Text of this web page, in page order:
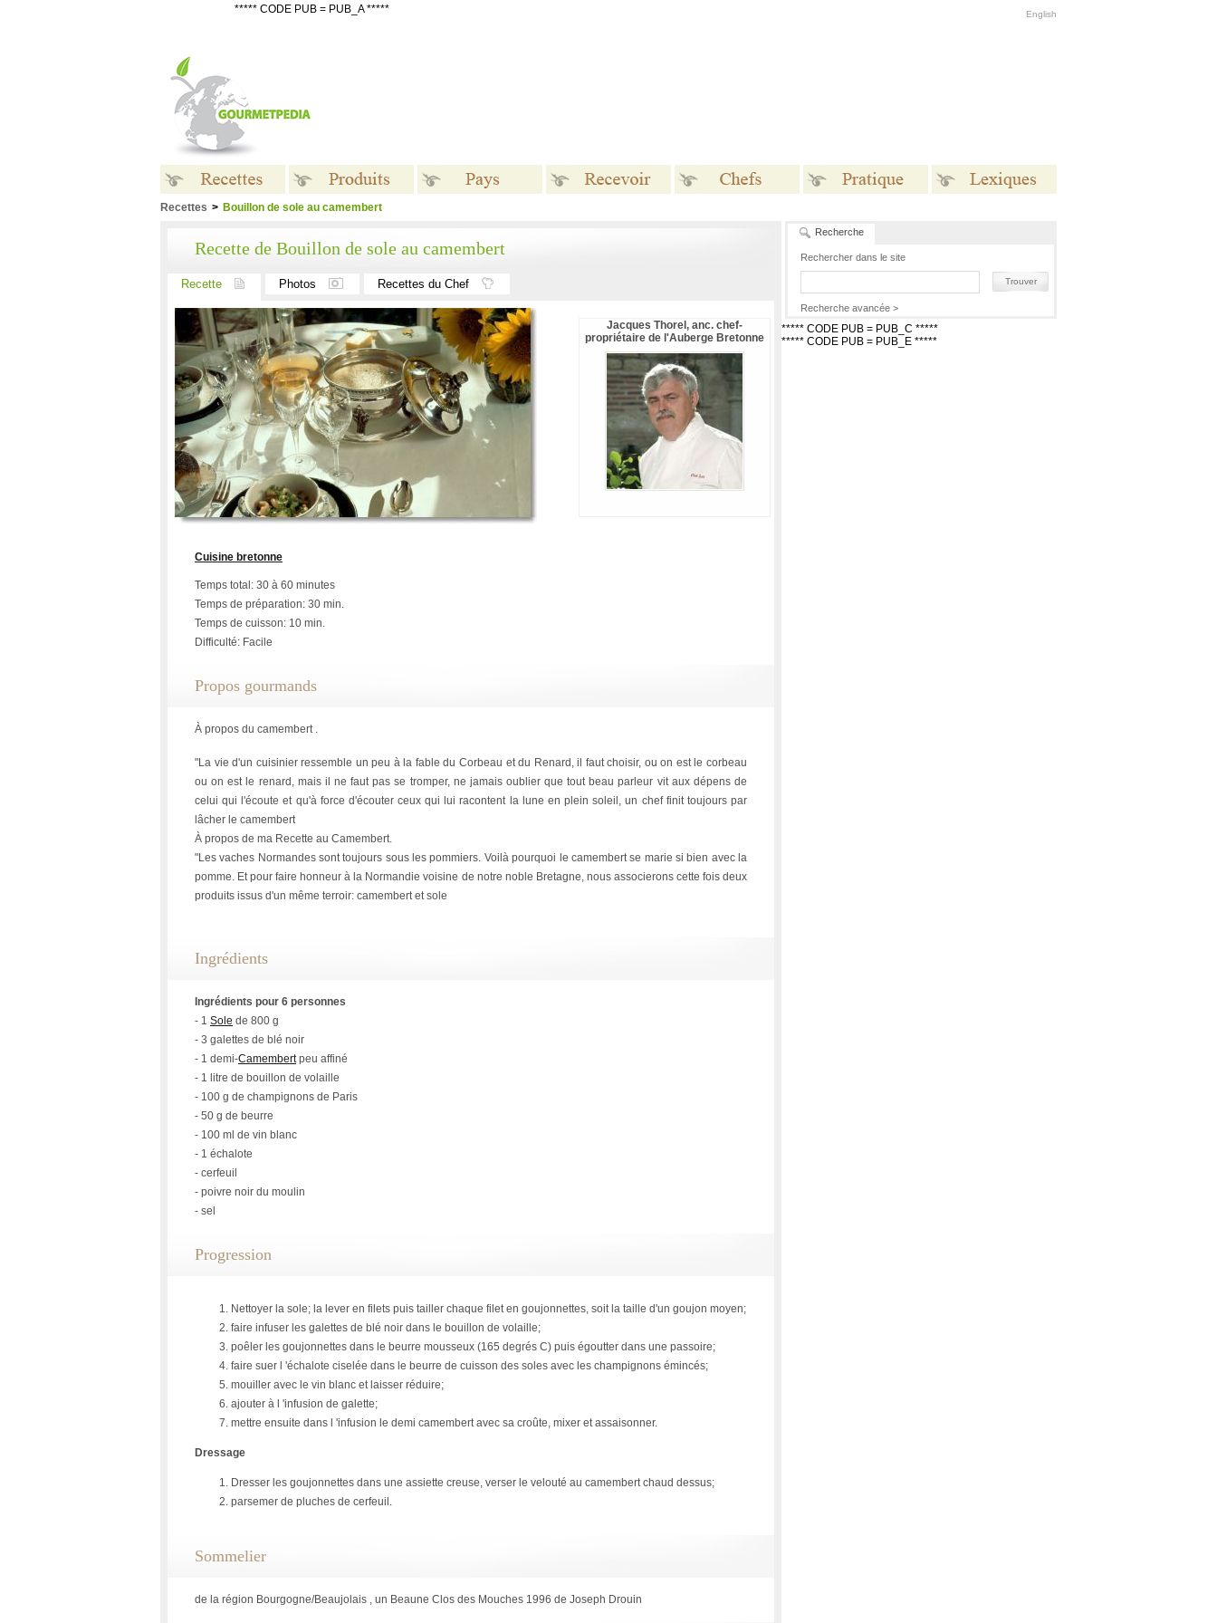
***** CODE PUB = PUB_A ***** English
Recettes > Bouillon de sole au camembert
Recette de Bouillon de sole au camembert
Recette Photos Recettes du Chef
Jacques Thorel, anc. chef-
propriétaire de l'Auberge Bretonne
Cuisine bretonne
Temps total: 30 à 60 minutes
Temps de préparation: 30 min.
Temps de cuisson: 10 min.
Difficulté: Facile
Propos gourmands
À propos du camembert .
"La vie d'un cuisinier ressemble un peu à la fable du Corbeau et du Renard, il faut choisir, ou on est le corbeau
ou on est le renard, mais il ne faut pas se tromper, ne jamais oublier que tout beau parleur vit aux dépens de
celui qui l'écoute et qu'à force d'écouter ceux qui lui racontent la lune en plein soleil, un chef finit toujours par
lâcher le camembert
À propos de ma Recette au Camembert.
"Les vaches Normandes sont toujours sous les pommiers. Voilà pourquoi le camembert se marie si bien avec la
pomme. Et pour faire honneur à la Normandie voisine de notre noble Bretagne, nous associerons cette fois deux
produits issus d'un même terroir: camembert et sole
Ingrédients
Ingrédients pour 6 personnes
- 1 Sole de 800 g
- 3 galettes de blé noir
- 1 demi-Camembertpeu affiné
- 1 litre de bouillon de volaille
- 100 g de champignons de Paris
- 50 g de beurre
- 100 ml de vin blanc
- 1 échalote
- cerfeuil
- poivre noir du moulin
- sel
Progression
Nettoyer la sole; la lever en filets puis tailler chaque filet en goujonnettes, soit la taille d'un goujon moyen;
faire infuser les galettes de blé noir dans le bouillon de volaille;
poêler les goujonnettes dans le beurre mousseux (165 degrés C) puis égoutter dans une passoire;
faire suer l 'échalote ciselée dans le beurre de cuisson des soles avec les champignons émincés;
mouiller avec le vin blanc et laisser réduire;
ajouter à l 'infusion de galette;
mettre ensuite dans l 'infusion le demi camembert avec sa croûte, mixer et assaisonner.
Dressage
Dresser les goujonnettes dans une assiette creuse, verser le velouté au camembert chaud dessus;
parsemer de pluches de cerfeuil.
Sommelier
de la région Bourgogne/Beaujolais , un Beaune Clos des Mouches 1996 de Joseph Drouin
Recherche
Rechercher dans le site
Trouver
Recherche avancée >
***** CODE PUB = PUB_C *****
***** CODE PUB = PUB_E *****
Recettes Produits Pays Pratique